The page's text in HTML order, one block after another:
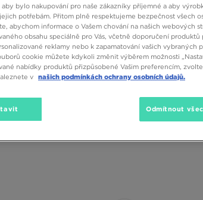
nebo balerínkami. Protože pruhované ponožky se
s přezkami nebo slip-on botami v zemitých
k černým botám, ale tuto silnou kombinaci
a psychology. Vládne na módních molech a
vyvolávat hluboké úvahy – je symbolem nejen
Bílá je totiž nadčasová barva, která se hodí ke
V takových chvílích přicházejí na pomoc bílé topy
(2)
aby bylo nakupování pro naše zákazníky příjemné a aby
potřebám. Přitom plně respektujeme bezpečnost všech
abychom informace o Vašem chování na našich webových
obsahu speciálně pro Vás, včetně doporučení
reklamy nebo k zapamatování vašich vybraných
cookie můžete kdykoli změnit výběrem možnosti
nabídky produktů přizpůsobené Vašim preferencím,
v našich podmínkách ochrany osobních údajů.
Odmítnout